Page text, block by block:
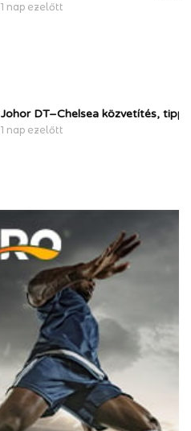
1 nap ezelőtt
Johor DT–Chelsea közvetítés,
1 nap ezelőtt